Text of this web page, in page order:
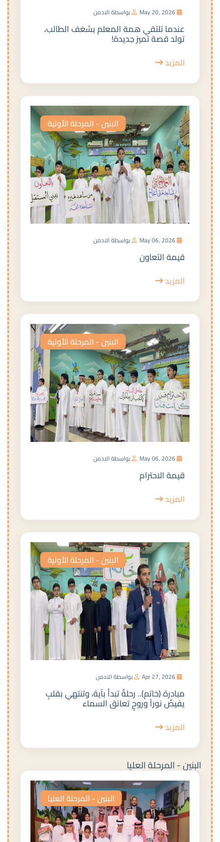
بواسطة الادمن
عندما تلتقي همة المعلم بشغف الطالب،
تولد قصة تميز جديدة!
المزيد
البنين - المرحلة الأولية
بواسطة الادمن
قيمة التعاون
المزيد
البنين - المرحلة الأولية
بواسطة الادمن
قيمة الاحترام
المزيد
البنين - المرحلة الأولية
بواسطة الادمن
مبادرة (خاتم).. رحلةٌ تبدأ بآية، وتنتهي بقلبٍ
يفيضُ نوراً وروحٍ تعانق السماء
المزيد
البنين - المرحلة العليا
البنين - المرحلة العليا